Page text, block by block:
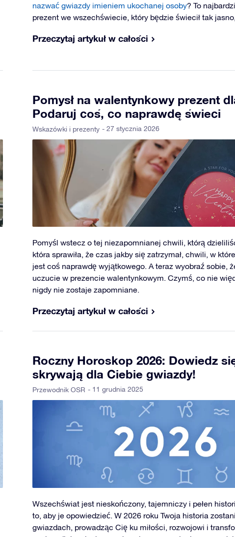
nazwać gwiazdy imieniem ukochanej osoby? To
prezent we wszechświecie, który będzie świecił tak jasno,
Przeczytaj artykuł w całości
Pomysł na walentynkowy prezent
Podaruj coś, co naprawdę świeci
Wskazówki i prezenty - 27 stycznia 2026
Pomyśl wstecz o tej niezapomnianej chwili, którą
która sprawiła, że czas jakby się zatrzymał, chwili, w
jest coś naprawdę wyjątkowego. A teraz wyobraź sobie,
uczucie w prezencie walentynkowym. Czymś, co nie
nigdy nie zostaje zapomniane.
Przeczytaj artykuł w całości
Roczny Horoskop 2026: Dowiedz
skrywają dla Ciebie gwiazdy!
Przewodnik OSR - 11 grudnia 2025
Wszechświat jest nieskończony, tajemniczy i pełen
to, aby je opowiedzieć. W 2026 roku Twoja historia
gwiazdach, prowadząc Cię ku miłości, rozwojowi i